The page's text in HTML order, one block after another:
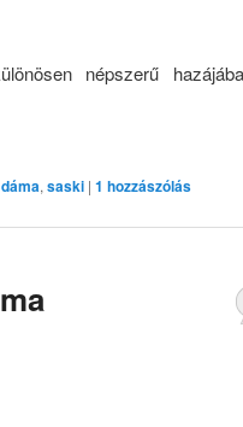
népszerű
,saski | 1 hozzászólás